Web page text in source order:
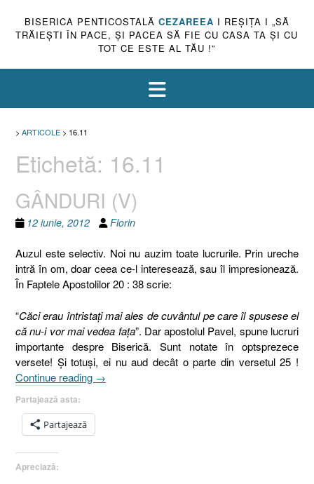
BISERICA PENTICOSTALĂ CEZAREEA I REŞIŢA I „SĂ
TRĂIEŞTI ÎN PACE, ŞI PACEA SĂ FIE CU CASA TA ŞI CU
TOT CE ESTE AL TĂU !”
> ARTICOLE > 16.11
Etichetă: 16.11
GÂNDURI (V)
12 iunie, 2012 Florin
Auzul este selectiv. Noi nu auzim toate lucrurile. Prin ureche
intră în om, doar ceea ce-l interesează, sau îl impresionează.
În Faptele Apostolilor 20 : 38 scrie:
“Căci erau întristaţi mai ales de cuvântul pe care îl spusese el
că nu-i vor mai vedea faţa”. Dar apostolul Pavel, spune lucruri
importante despre Biserică. Sunt notate în optsprezece
versete! Şi totuşi, ei nu aud decât o parte din versetul 25 !
Continue reading „GÂNDURI
→
Partajează asta:
Partajează
Apreciază: